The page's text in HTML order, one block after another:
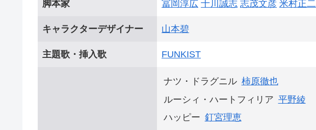
脚本家 冨岡淳広 十川誠志 志茂文彦 米村正二
キャラクターデザイナー 山本碧
主題歌・挿入歌 FUNKIST
ナツ・ドラグニル 柿原徹也
ルーシィ・ハートフィリア 平野綾
ハッピー 釘宮理恵